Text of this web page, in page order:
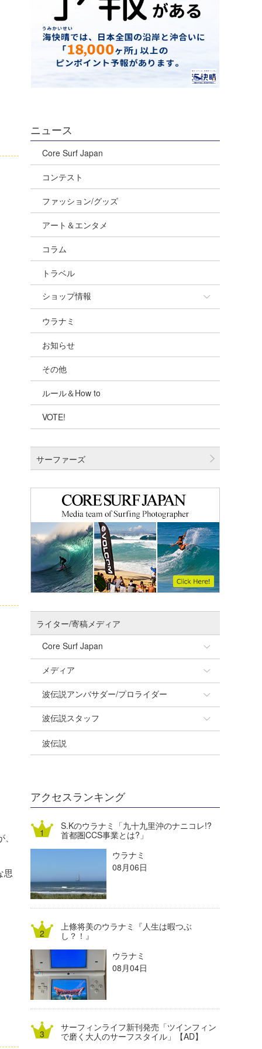
思
ニュース
Core Surf Japan
コンテスト
ファッション/グッズ
アート＆エンタメ
コラム
トラベル
ショップ情報
ショップ情報
湘南
千葉北
伊豆
千葉南
四国
沖縄
ウラナミ
お知らせ
その他
ルール＆How to
VOTE!
サーファーズ
ライター/寄稿メディア
Core Surf Japan
Naoya Kimoto
mitsuteru Kamio
Yasunari Inoue
Yoshiyuki Obata
DELTA FORCE SURF
熊谷素子
メディア
SURFMEDIA
Colors MAGAZINE
WAVAL
波伝説アンバサダー/プロライダー
福島寿実子
中浦“JET”章
進士剛光
植村未来
大野”MAR”修聖
喜納海人
波伝説スタッフ
☆加藤
Aichan
ECE
H
KID
KOBU
KY
MIN
mitz
OYZ
波伝説
アクセスランキング
S.Kのウラナミ「九十九里沖のナニコレ!?
首都圏CCS事業とは?」
ウラナミ
08月06日
上條将美のウラナミ『人生は暇つぶ
し？！』
ウラナミ
08月04日
サーフィンライフ新刊発売「ツインフィン
で磨く大人のサーフスタイル」【AD】